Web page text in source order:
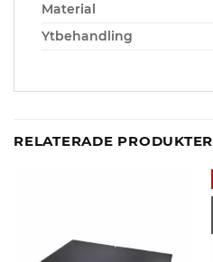
Material
Ytbehandling
RELATERADE PRODUKTER